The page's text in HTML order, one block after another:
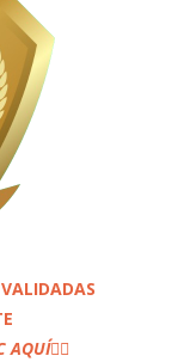
AQUÍ👆🏼